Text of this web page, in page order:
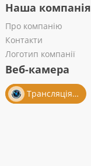
Наша компанія
Про компанію
Контакти
Логотип компанії
Веб-камера
Трансляція із салону